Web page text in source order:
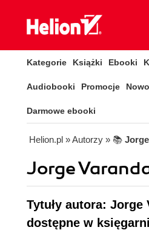
Kategorie Książki Ebooki
Audiobooki Promocje
Darmowe ebooki
Helion.pl » Autorzy » 📚
Jorge
Tytuły autora: Jorge
dostępne w